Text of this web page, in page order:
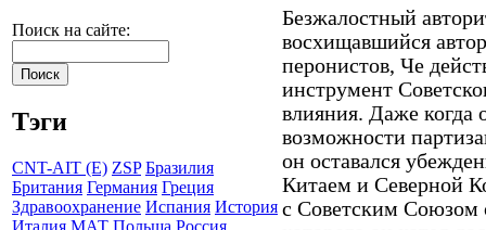
Поиск на сайте:
Тэги
CNT-AIT (E) ZSP Бразилия
Британия Германия Греция
Здравоохранение Испания История
Безжалостный
восхищавшийся
перонистов, Че
инструмент
влияния. Даже когда
возможности
он оставался
Китаем и Северной
с Советским Союзом